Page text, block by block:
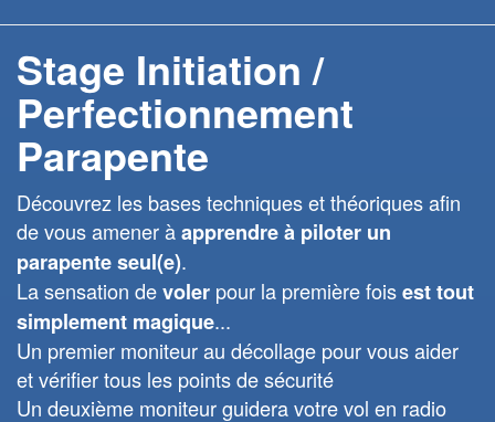
Stage Initiation /
Perfectionnement
Parapente
Découvrez les bases techniques et théoriques afin
de vous amener àapprendre à piloter un
parapente seul(e).
La sensation devoler pour la première foisest tout
simplement magique...
Un premier moniteur au décollage pour vous aider
et vérifier tous les points de sécurité
Un deuxième moniteur guidera votre vol en radio